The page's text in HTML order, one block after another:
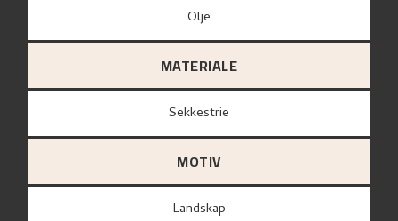
Olje
MATERIALE
sekkestrie
MOTIV
Landskap